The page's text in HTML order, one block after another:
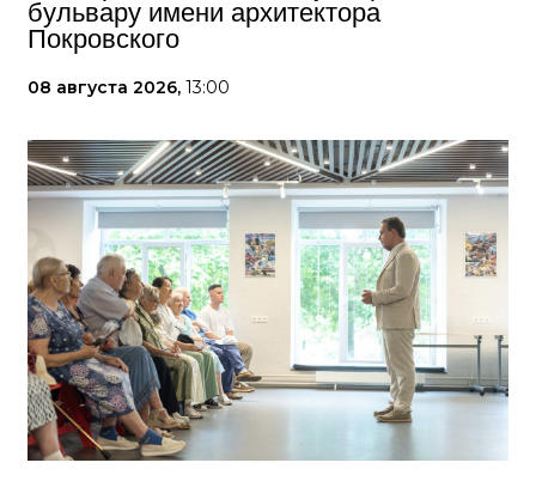
бульвару имени архитектора
Покровского
08 августа 2026, 13:00